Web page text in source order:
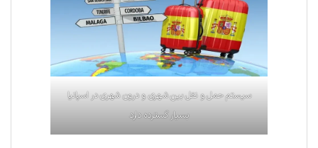
سیستم حمل و نقل بین شهری و درون شهری در اسپانیا
بسیار گسترده دارد